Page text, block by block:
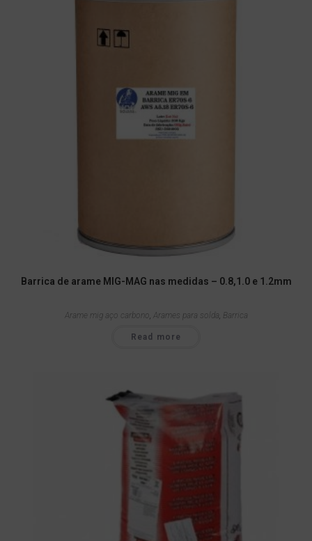
Barrica de arame MIG-MAG nas medidas – 0.8,1.0 e 1.2mm
Arame mig aço carbono, Arames para solda, Barrica
Read more